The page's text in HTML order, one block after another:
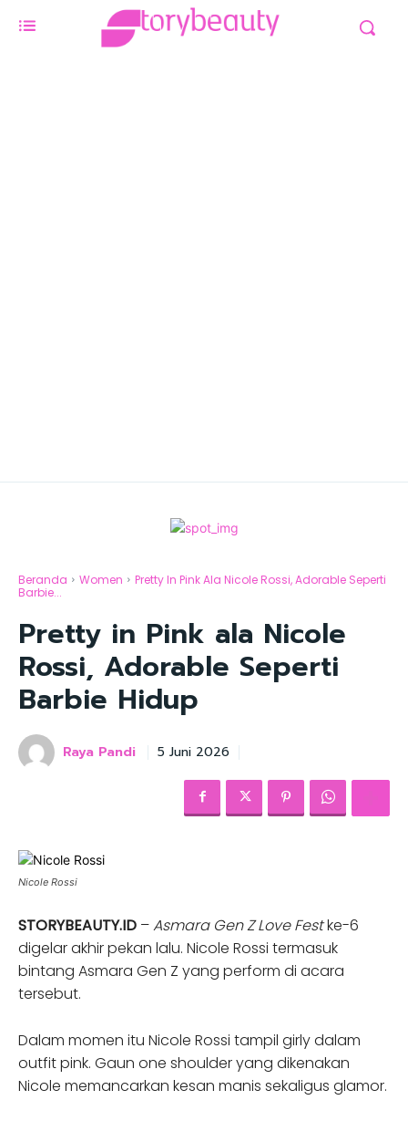
Beranda Women
Pretty In Pink Ala Nicole Rossi, Adorable Seperti
Barbie...
Pretty in Pink ala Nicole
Rossi, Adorable Seperti
Barbie Hidup
Raya Pandi 5 Juni 2026
Nicole Rossi
STORYBEAUTY.ID –Asmara Gen Z Love Festke-6
digelar akhir pekan lalu. Nicole Rossi termasuk
bintang Asmara Gen Z yang perform di acara
tersebut.
Dalam momen itu Nicole Rossi tampil girly dalam
outfit pink. Gaun one shoulder yang dikenakan
Nicole memancarkan kesan manis sekaligus glamor.